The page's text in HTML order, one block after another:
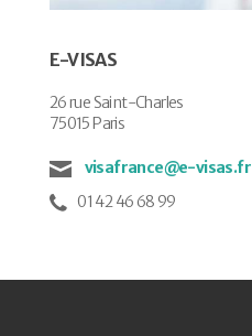
E-VISAS
26 rue Saint-Charles
75015 Paris
visafrance@e-visas.fr
01 42 46 68 99